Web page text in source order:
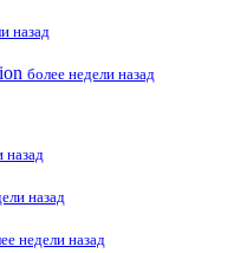
назад
более недели назад
назад
назад
недели назад